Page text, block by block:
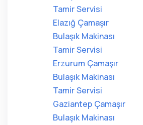
Tamir Servisi
Elazığ Çamaşır
Bulaşık Makinası
Tamir Servisi
Erzurum Çamaşır
Bulaşık Makinası
Tamir Servisi
Gaziantep Çamaşır
Bulaşık Makinası